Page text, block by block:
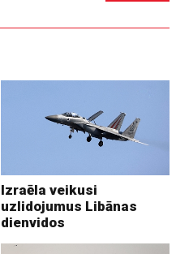
Izraēla veikusi
uzlidojumus Libānas
dienvidos